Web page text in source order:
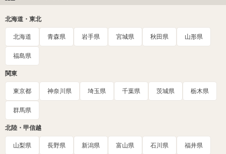
北海道・東北
北海道 青森県 岩手県 宮城県 秋田県 山形県
福島県
関東
東京都 神奈川県 埼玉県 千葉県 茨城県 栃木県
群馬県
北陸・甲信越
山梨県 長野県 新潟県 富山県 石川県 福井県